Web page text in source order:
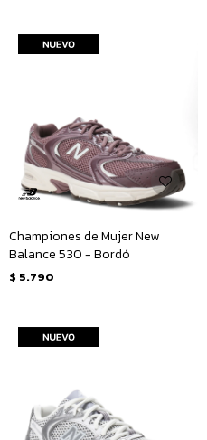
Championes de Mujer New
Balance 530 - Bordó
$ 5.790